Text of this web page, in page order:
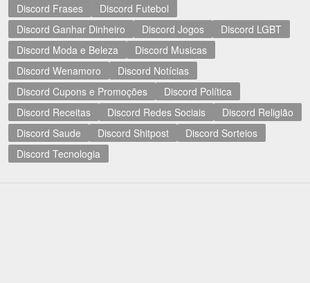
Discord Frases
Discord Futebol
Discord Ganhar Dinheiro
Discord Jogos
Discord LGBT
Discord Moda e Beleza
Discord Musicas
Discord Wenamoro
Discord Notícias
Discord Cupons e Promoções
Discord Política
Discord Receitas
Discord Redes Sociais
Discord Religião
Discord Saude
Discord Shitpost
Discord Sorteios
Discord Tecnologia